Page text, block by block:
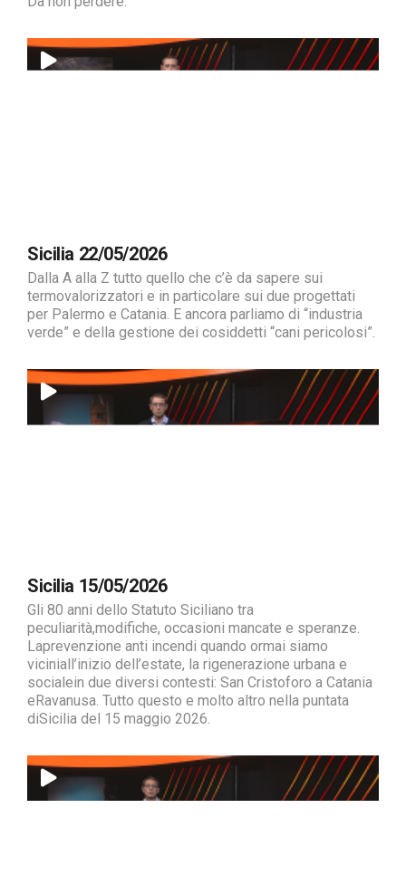
Sicilia 22/05/2026
Dalla A alla Z tutto quello che c’è da sapere sui
termovalorizzatori e in particolare sui due progettati
per Palermo e Catania. E ancora parliamo di “industria
verde” e della gestione dei cosiddetti “cani pericolosi”.
Sicilia 15/05/2026
Gli 80 anni dello Statuto Siciliano tra
peculiarità,modifiche, occasioni mancate e speranze.
Laprevenzione anti incendi quando ormai siamo
viciniall’inizio dell’estate, la rigenerazione urbana e
socialein due diversi contesti: San Cristoforo a Catania
eRavanusa. Tutto questo e molto altro nella puntata
diSicilia del 15 maggio 2026.